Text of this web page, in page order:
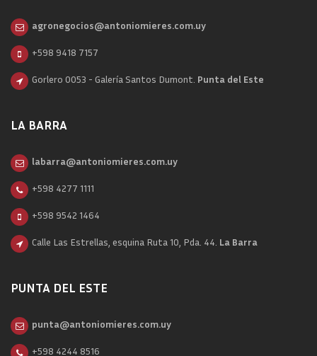
agronegocios@antoniomieres.com.uy
+598 9418 7157
Gorlero 0053 - Galería Santos Dumont. Punta del Este
LA BARRA
labarra@antoniomieres.com.uy
+598 4277 1111
+598 9542 1464
Calle Las Estrellas, esquina Ruta 10, Pda. 44. La Barra
PUNTA DEL ESTE
punta@antoniomieres.com.uy
+598 4244 8516